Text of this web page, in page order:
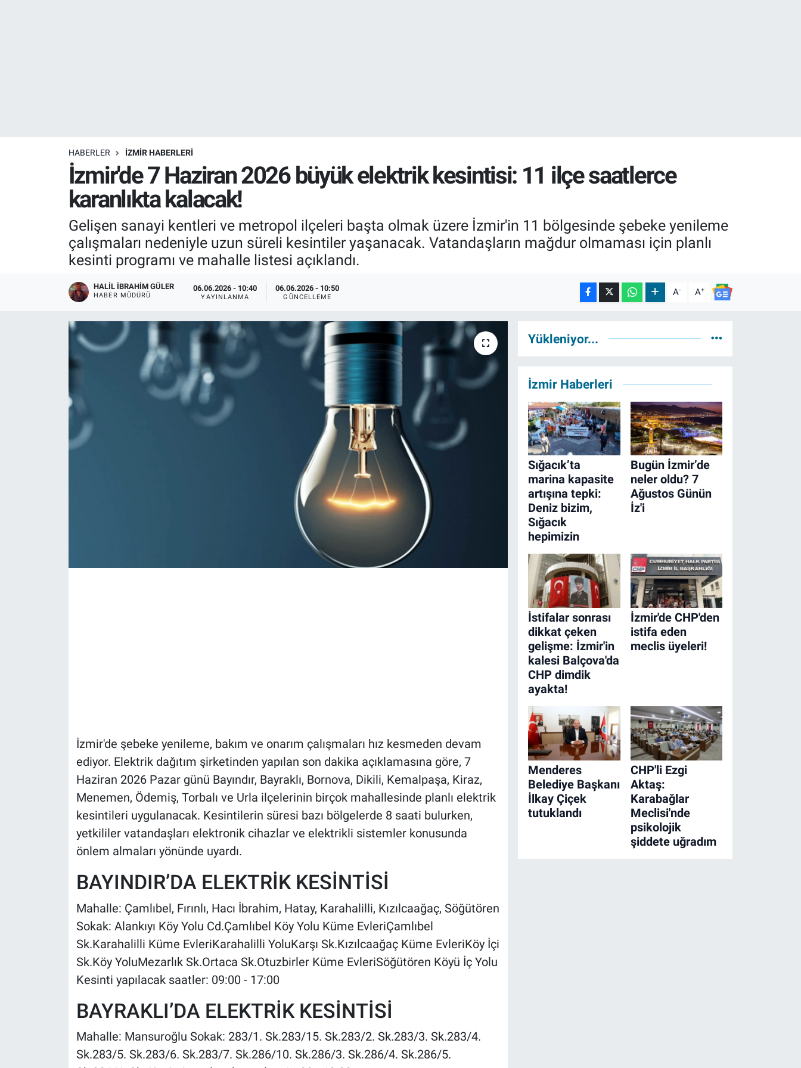
HABERLER İZMİR HABERLERİ
İzmir'de 7 Haziran 2026 büyük elektrik kesintisi: 11 ilçe saatlerce
karanlıkta kalacak!
Gelişen sanayi kentleri ve metropol ilçeleri başta olmak üzere İzmir'in 11 bölgesinde şebeke yenileme
çalışmaları nedeniyle uzun süreli kesintiler yaşanacak. Vatandaşların mağdur olmaması için planlı
kesinti programı ve mahalle listesi açıklandı.
HALIL İBRAHIM GÜLER
HABER MÜDÜRÜ
06.06.2026 - 10:40
YAYINLANMA
06.06.2026 - 10:50
GÜNCELLEME A- A+
İzmir'de şebeke yenileme, bakım ve onarım çalışmaları hız kesmeden devam
ediyor. Elektrik dağıtım şirketinden yapılan son dakika açıklamasına göre, 7
Haziran 2026 Pazar günü Bayındır, Bayraklı, Bornova, Dikili, Kemalpaşa, Kiraz,
Menemen, Ödemiş, Torbalı ve Urla ilçelerinin birçok mahallesinde planlı elektrik
kesintileri uygulanacak. Kesintilerin süresi bazı bölgelerde 8 saati bulurken,
yetkililer vatandaşları elektronik cihazlar ve elektrikli sistemler konusunda
önlem almaları yönünde uyardı.
BAYINDIR’DA ELEKTRİK KESİNTİSİ
Mahalle: Çamlıbel, Fırınlı, Hacı İbrahim, Hatay, Karahalilli, Kızılcaağaç, Söğütören
Sokak: Alankıyı Köy Yolu Cd.Çamlıbel Köy Yolu Küme EvleriÇamlıbel
Sk.Karahalilli Küme EvleriKarahalilli YoluKarşı Sk.Kızılcaağaç Küme EvleriKöy İçi
Sk.Köy YoluMezarlık Sk.Ortaca Sk.Otuzbirler Küme EvleriSöğütören Köyü İç Yolu
Kesinti yapılacak saatler: 09:00 - 17:00
BAYRAKLI’DA ELEKTRİK KESİNTİSİ
Mahalle: Mansuroğlu Sokak: 283/1. Sk.283/15. Sk.283/2. Sk.283/3. Sk.283/4.
Sk.283/5. Sk.283/6. Sk.283/7. Sk.286/10. Sk.286/3. Sk.286/4. Sk.286/5.
Yükleniyor...
İzmir Haberleri
Sığacık’ta
marina kapasite
artışına tepki:
Deniz bizim,
Sığacık
hepimizin
Bugün İzmir’de
neler oldu? 7
Ağustos Günün
İz'i
İstifalar sonrası
dikkat çeken
gelişme: İzmir'in
kalesi Balçova'da
CHP dimdik
ayakta!
İzmir'de CHP'den
istifa eden
meclis üyeleri!
Menderes
Belediye Başkanı
İlkay Çiçek
tutuklandı
CHP'li Ezgi
Aktaş:
Karabağlar
Meclisi'nde
psikolojik
şiddete uğradım